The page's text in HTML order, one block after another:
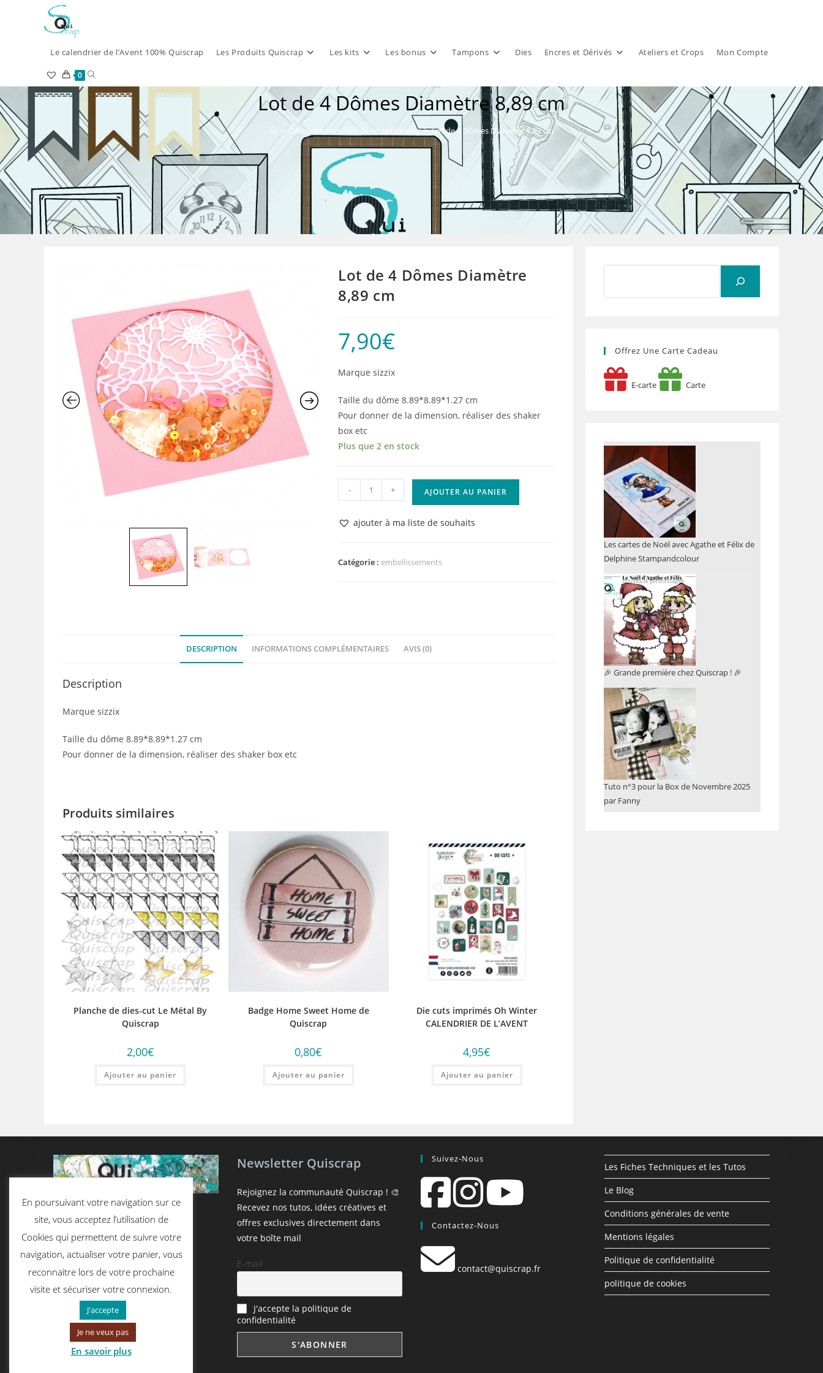
Le calendrier de l’Avent 100% Quiscrap Les Produits Quiscrap Les kits Les bonus Tampons Dies Encres et Dérivés Ateliers et Crops Mon Compte
0 Toggle
website
search
Lot de 4 Dômes Diamètre 8,89 cm
> Découvrez nos kits de scrapbooking > Lot de 4 Dômes Diamètre 8,89 cm
Lot de 4 Dômes Diamètre
8,89 cm
7,90€
Marque sizzix
Taille du dôme 8.89*8.89*1.27 cm
Pour donner de la dimension, réaliser des shaker
box etc
Plus que 2 en stock
quantité
de
Lot
Dômes
- + AJOUTER AU PANIER
ajouter à ma liste de souhaits
Catégorie : embellissements
DESCRIPTION INFORMATIONS COMPLÉMENTAIRES AVIS (0)
Description
Marque sizzix
Taille du dôme 8.89*8.89*1.27 cm
Pour donner de la dimension, réaliser des shaker box etc
Produits similaires
Planche de dies-cut Le Métal By
Quiscrap
2,00€
Ajouter au panier
Badge Home Sweet Home de
Quiscrap
0,80€
Ajouter au panier
Die cuts imprimés Oh Winter
CALENDRIER DE L’AVENT
4,95€
Ajouter au panier
Offrez Une Carte Cadeau
E-carte Carte
Les cartes de Noël avec Agathe et Félix de
Delphine Stampandcolour
🎉 Grande première chez Quiscrap ! 🎉
Tuto n°3 pour la Box de Novembre 2025
par Fanny
Newsletter Quiscrap
Rejoignez la communauté Quiscrap ! 🎨
Recevez nos tutos, idées créatives et
offres exclusives directement dans
votre boîte mail
E-mail
J'accepte la politique de
confidentialité
Suivez-Nous
Contactez-Nous
contact@quiscrap.fr
Les Fiches Techniques et les Tutos
Le Blog
Conditions générales de vente
Mentions légales
Politique de confidentialité
politique de cookies
En poursuivant votre navigation sur ce
site, vous acceptez l’utilisation de
Cookies qui permettent de suivre votre
navigation, actualiser votre panier, vous
reconnaitre lors de votre prochaine
visite et sécuriser votre connexion.
J'accepte
Je ne veux pas
En savoir plus